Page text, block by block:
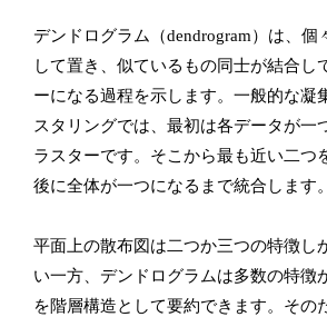
デンドログラム（dendrogram）は、個
して置き、似ているもの同士が結合し
ーになる過程を示します。一般的な凝
スタリングでは、最初は各データが一
ラスターです。そこから最も近い二つ
後に全体が一つになるまで統合します。
平面上の散布図は二つか三つの特徴し
い一方、デンドログラムは多数の特徴
を階層構造として要約できます。その